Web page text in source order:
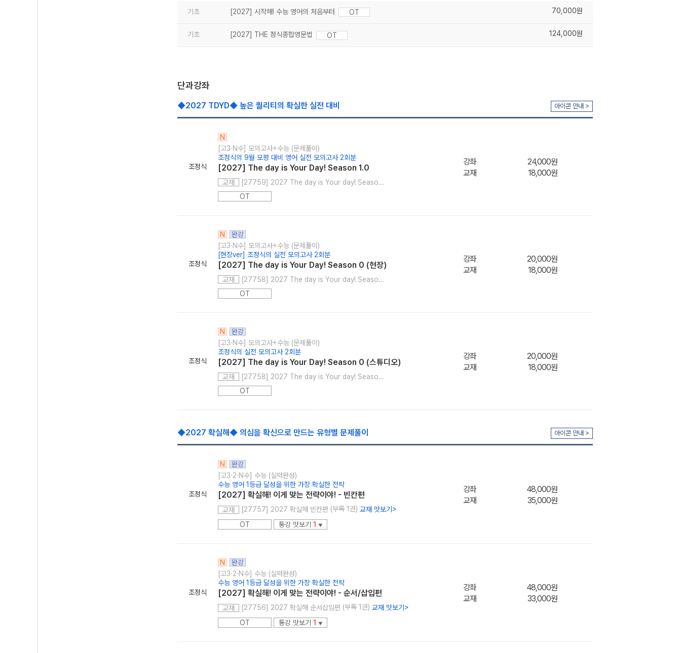
기초 [2027] 시작해! 수능 영어의 처음부터 OT 70,000원
기초 [2027] THE 정식종합영문법 OT 124,000원
단과강좌
◆2027 TDYD◆ 높은 퀄리티의 확실한 실전 대비 아이콘 안내 >
조정식
N
[고3·N수] 모의고사+수능 (문제풀이)
조정식의 9월 모평 대비 영어 실전 모의고사 2회분
[2027] The day is Your Day! Season 1.0
교재
[27759] 2027 The day is Your day! Season 1.0
OT
강좌
24,000원
교재
18,000원
조정식
N
완강
[고3·N수] 모의고사+수능 (문제풀이)
[현장ver] 조정식의 실전 모의고사 2회분
[2027] The day is Your Day! Season 0 (현장)
교재
[27758] 2027 The day is Your day! Season 0
OT
강좌
20,000원
교재
18,000원
조정식
N
완강
[고3·N수] 모의고사+수능 (문제풀이)
조정식의 실전 모의고사 2회분
[2027] The day is Your Day! Season 0 (스튜디오)
교재
[27758] 2027 The day is Your day! Season 0
OT
강좌
20,000원
교재
18,000원
◆2027 확실해◆ 의심을 확신으로 만드는 유형별 문제풀이 아이콘 안내 >
조정식
N
완강
[고3·2·N수] 수능 (실력완성)
수능 영어 1등급 달성을 위한 가장 확실한 전략
[2027] 확실해! 이게 맞는 전략이야! - 빈칸편
교재 [27757] 2027 확실해 빈칸편 (부록 1권) 교재 맛보기 >
OT
통강 맛보기 1 ▼
강좌
48,000원
교재
35,000원
조정식
N
완강
[고3·2·N수] 수능 (실력완성)
수능 영어 1등급 달성을 위한 가장 확실한 전략
[2027] 확실해! 이게 맞는 전략이야! - 순서/삽입편
교재 [27756] 2027 확실해 순서삽입편 (부록 1권) 교재 맛보기 >
OT
통강 맛보기 1 ▼
강좌
48,000원
교재
33,000원